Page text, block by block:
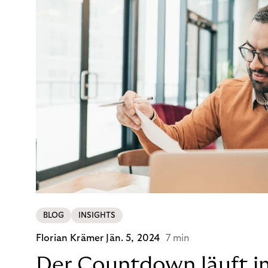
BLOG INSIGHTS
Florian Krämer Jän. 5, 2024 7 min